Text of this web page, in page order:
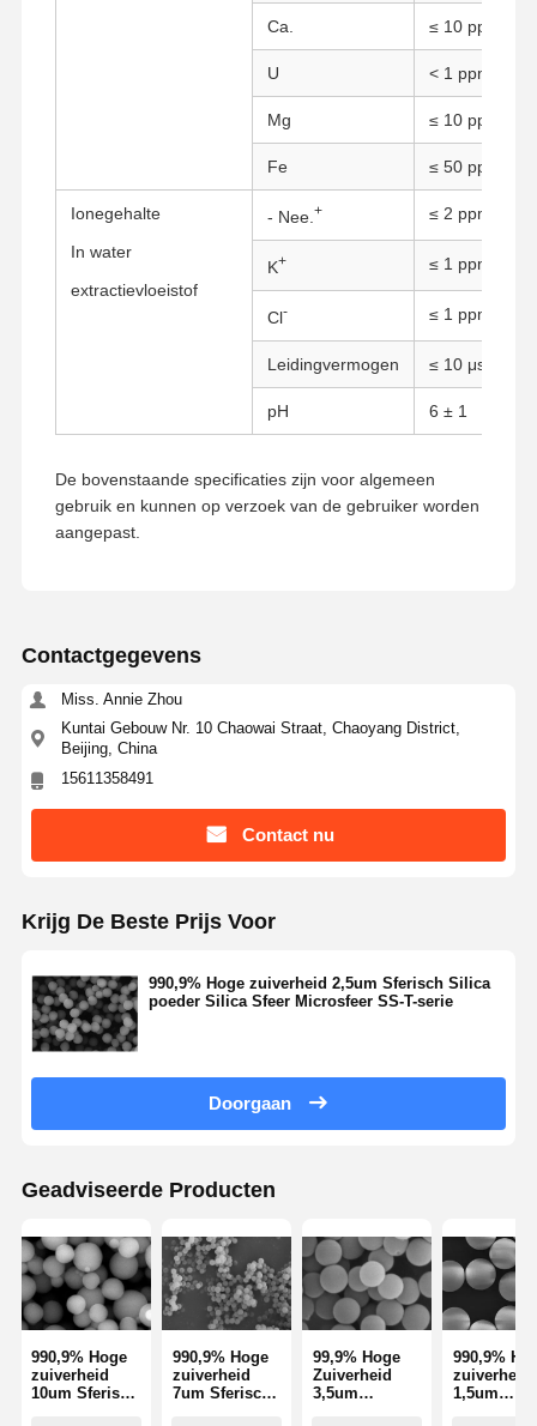
Thuis Producten
Role
Ons
Vraag Een
Offerte Aan
Monodisperse silicamicrosferen
Nanobolletjes van silica
Silicamicrosferen Cosmetica
Gesmolten silicapoeder
Nano silicapoeder
spherisch aluminiumpoeder
Siliciummetalen poeder
Ca. ≤ 10 ppm
U < 1 ppm
Mg ≤ 10 ppm
Fe ≤ 50 ppm
Ionegehalte
In water
extractievloeistof
- Nee. + ≤ 2 ppm
K+ ≤ 1 ppm
Cl- ≤ 1 ppm
Leidingvermogen ≤ 10 μs/cm
pH 6 ± 1
De bovenstaande specificaties zijn voor algemeen
gebruik en kunnen op verzoek van de gebruiker worden
aangepast.
Contactgegevens
Miss. Annie Zhou
Kuntai Gebouw Nr. 10 Chaowai Straat, Chaoyang District,
Beijing, China
15611358491
Contact nu
Krijg De Beste Prijs Voor
990,9% Hoge zuiverheid 2,5um Sferisch Silica
poeder Silica Sfeer Microsfeer SS-T-serie
Doorgaan
Geadviseerde Producten
990,9% Hoge
zuiverheid
10um Sferisch
990,9% Hoge
zuiverheid
7um Sferisch
99,9% Hoge
Zuiverheid
3,5um
990,9%
zuiverheid
1,5um